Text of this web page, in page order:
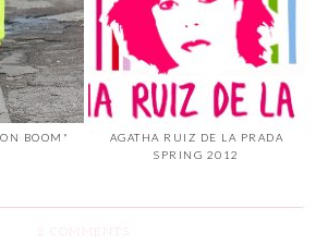
BOOM"
AGATHA RUIZ DE LA PRADA
SPRING 2012
2 COMMENTS